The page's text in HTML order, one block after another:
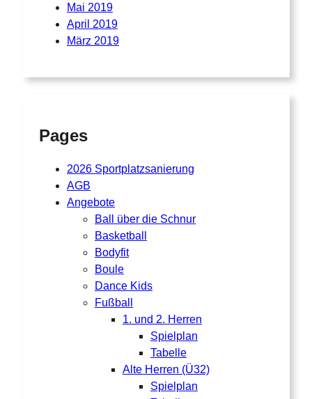
Mai 2019
April 2019
März 2019
Pages
2026 Sportplatzsanierung
AGB
Angebote
Ball über die Schnur
Basketball
Bodyfit
Boule
Dance Kids
Fußball
1. und 2. Herren
Spielplan
Tabelle
Alte Herren (Ü32)
Spielplan